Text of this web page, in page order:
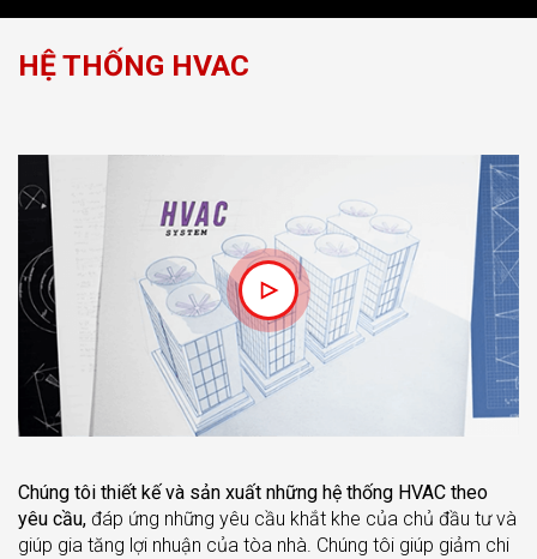
HỆ THỐNG HVAC
Chúng tôi thiết kế và sản xuất những hệ thống HVAC theo
yêu cầu, đáp ứng những yêu cầu khắt khe của chủ đầu tư và
giúp gia tăng lợi nhuận của tòa nhà. Chúng tôi giúp giảm chi